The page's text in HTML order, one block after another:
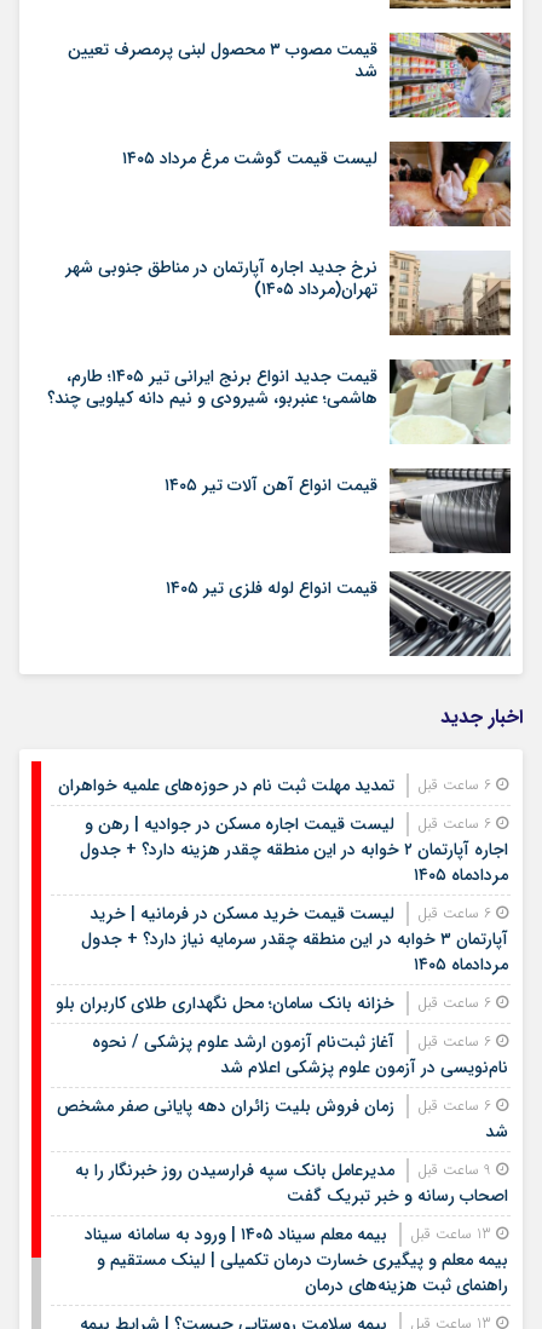
قیمت مصوب ۳ محصول لبنی پرمصرف تعیین
شد
لیست قیمت گوشت مرغ مرداد ۱۴۰۵
نرخ جدید اجاره آپارتمان در مناطق جنوبی شهر
تهران(مرداد ۱۴۰۵)
قیمت جدید انواع برنج ایرانی تیر ۱۴۰۵؛ طارم،
هاشمی؛ عنبربو، شیرودی و نیم دانه کیلویی چند؟
قیمت انواع آهن آلات تیر ۱۴۰۵
قیمت انواع لوله فلزی تیر ۱۴۰۵
اخبار جدید
تمدید مهلت ثبت نام در حوزه‌های علمیه خواهران
لیست قیمت اجاره مسکن در جوادیه | رهن و
اجاره آپارتمان ۲ خوابه در این منطقه چقدر هزینه دارد؟ + جدول
مردادماه ۱۴۰۵
لیست قیمت خرید مسکن در فرمانیه | خرید
آپارتمان ۳ خوابه در این منطقه چقدر سرمایه نیاز دارد؟ + جدول
مردادماه ۱۴۰۵
خزانه بانک سامان؛ محل نگهداری طلای کاربران بلو
آغاز ثبت‌نام آزمون ارشد علوم پزشکی / نحوه
نام‌نویسی در آزمون علوم پزشکی اعلام شد
زمان فروش بلیت زائران دهه پایانی صفر مشخص
شد
مدیرعامل بانک سپه فرارسیدن روز خبرنگار را به
اصحاب رسانه و خبر تبریک گفت
بیمه معلم سیناد ۱۴۰۵ | ورود به سامانه سیناد
بیمه معلم و پیگیری خسارت درمان تکمیلی | لینک مستقیم و
راهنمای ثبت هزینه‌های درمان